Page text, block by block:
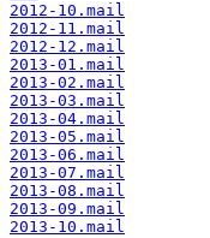
2012-10.mail
2012-11.mail
2012-12.mail
2013-01.mail
2013-02.mail
2013-03.mail
2013-04.mail
2013-05.mail
2013-06.mail
2013-07.mail
2013-08.mail
2013-09.mail
2013-10.mail